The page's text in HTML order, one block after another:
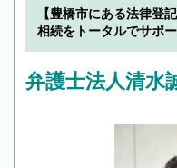
【豊橋市にある法律登
相続をトータルでサポ
弁護士法人清水